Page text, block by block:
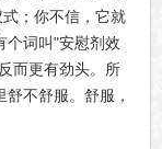
；你不信，它就
词叫"安慰剂效
而更有劲头。所
不舒服。舒服，